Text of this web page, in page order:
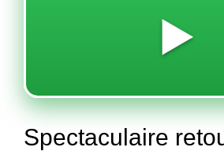
▶️
Spectaculaire